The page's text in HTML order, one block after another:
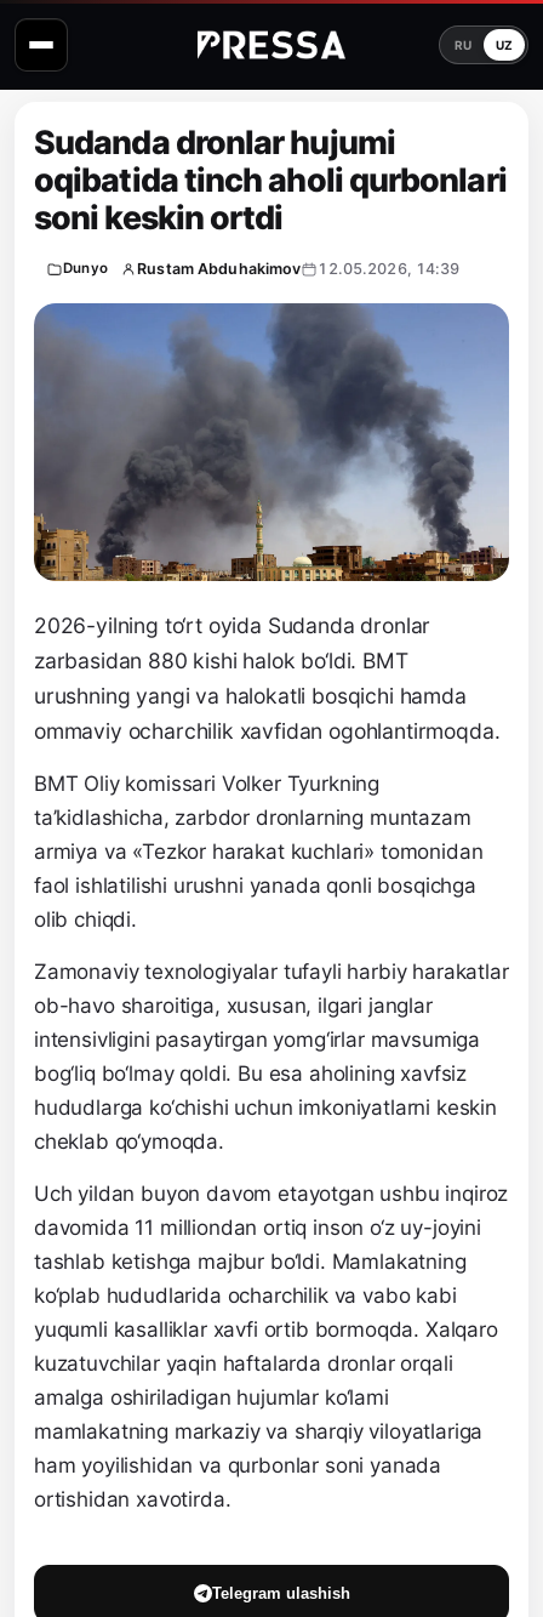
RU UZ
Sudanda dronlar hujumi
oqibatida tinch aholi qurbonlari
soni keskin ortdi
Dunyo Rustam Abduhakimov 12.05.2026, 14:39
2026-yilning to‘rt oyida Sudanda dronlar
zarbasidan 880 kishi halok bo‘ldi. BMT
urushning yangi va halokatli bosqichi hamda
ommaviy ocharchilik xavfidan ogohlantirmoqda.
BMT Oliy komissari Volker Tyurkning
ta’kidlashicha, zarbdor dronlarning muntazam
armiya va «Tezkor harakat kuchlari» tomonidan
faol ishlatilishi urushni yanada qonli bosqichga
olib chiqdi.
Zamonaviy texnologiyalar tufayli harbiy harakatlar
ob-havo sharoitiga, xususan, ilgari janglar
intensivligini pasaytirgan yomg‘irlar mavsumiga
bog‘liq bo‘lmay qoldi. Bu esa aholining xavfsiz
hududlarga ko‘chishi uchun imkoniyatlarni keskin
cheklab qo‘ymoqda.
Uch yildan buyon davom etayotgan ushbu inqiroz
davomida 11 milliondan ortiq inson o‘z uy-joyini
tashlab ketishga majbur bo‘ldi. Mamlakatning
ko‘plab hududlarida ocharchilik va vabo kabi
yuqumli kasalliklar xavfi ortib bormoqda. Xalqaro
kuzatuvchilar yaqin haftalarda dronlar orqali
amalga oshiriladigan hujumlar ko‘lami
mamlakatning markaziy va sharqiy viloyatlariga
ham yoyilishidan va qurbonlar soni yanada
ortishidan xavotirda.
Telegram ulashish